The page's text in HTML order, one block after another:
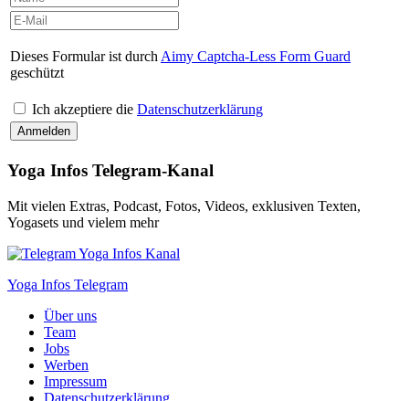
Dieses Formular ist durch Aimy Captcha-Less Form Guard
geschützt
Ich akzeptiere die Datenschutzerklärung
Yoga Infos Telegram-Kanal
Mit vielen Extras, Podcast, Fotos, Videos, exklusiven Texten,
Yogasets und vielem mehr
Yoga Infos Telegram
Über uns
Team
Jobs
Werben
Impressum
Datenschutzerklärung